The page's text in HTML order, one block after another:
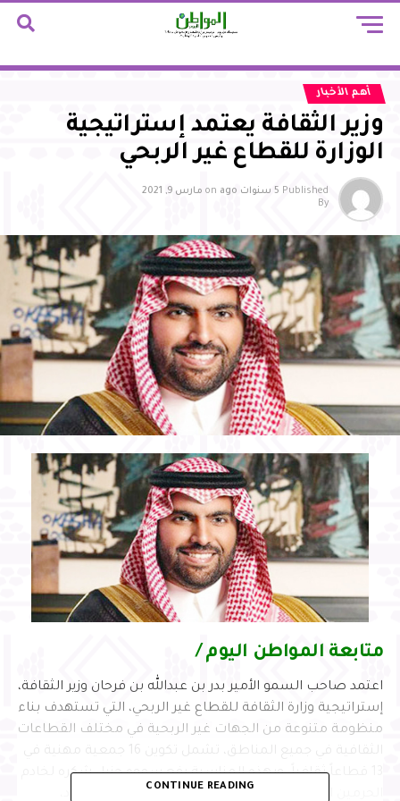
أهم الأخبار
وزير الثقافة يعتمد إستراتيجية
الوزارة للقطاع غير الربحي
Published 5 سنوات ago on مارس 9, 2021
By
متابعة المواطن اليوم /
اعتمد صاحب السمو الأمير بدر بن عبدالله بن فرحان وزير الثقافة،
إستراتيجية وزارة الثقافة للقطاع غير الربحي، التي تستهدف بناء
منظومة متنوعة من الجهات غير الربحية في مختلف القطاعات
الثقافية في جميع المناطق، تشمل تكوين 16 جمعية مهنية في
13 قطاعاً ثقافياً. وبهذه المناسبة رفع سموه جزيل شكره لخادم
CONTINUE READING